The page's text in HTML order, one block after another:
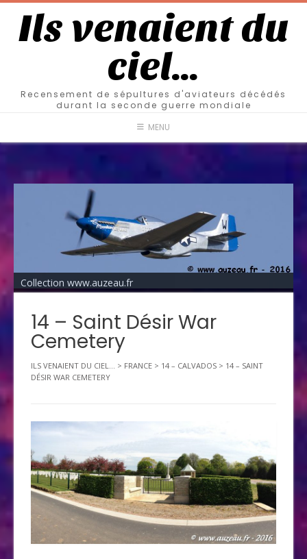
Ils venaient du
ciel…
Recensement de sépultures d'aviateurs décédés
durant la seconde guerre mondiale
MENU
Collection www.auzeau.fr
14 – Saint Désir War
Cemetery
ILS VENAIENT DU CIEL... > FRANCE > 14 – CALVADOS > 14 – SAINT
DÉSIR WAR CEMETERY